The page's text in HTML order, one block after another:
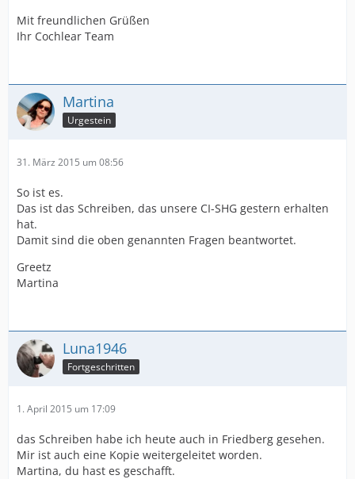
Mit freundlichen Grüßen
Ihr Cochlear Team
Martina
Urgestein
31. März 2015 um 08:56
So ist es.
Das ist das Schreiben, das unsere CI-SHG gestern erhalten
hat.
Damit sind die oben genannten Fragen beantwortet.
Greetz
Martina
Luna1946
Fortgeschritten
1. April 2015 um 17:09
das Schreiben habe ich heute auch in Friedberg gesehen.
Mir ist auch eine Kopie weitergeleitet worden.
Martina, du hast es geschafft.